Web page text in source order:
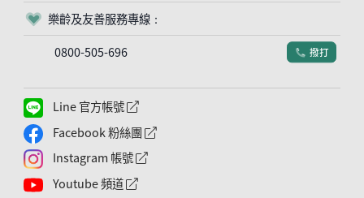
客服符號
樂齡及友善服務專線：
0800-505-696
電話符號
撥打
Line 官方帳號 外網連結符號
Facebook 粉絲團 外網連結符號
Instagram 帳號 外網連結符號
Youtube 頻道 外網連結符號